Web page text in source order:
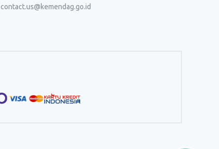
contact.us@kemendag.go.id